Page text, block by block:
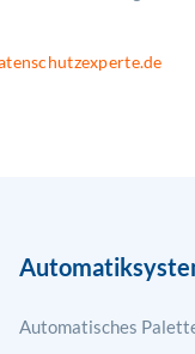
Automatisches